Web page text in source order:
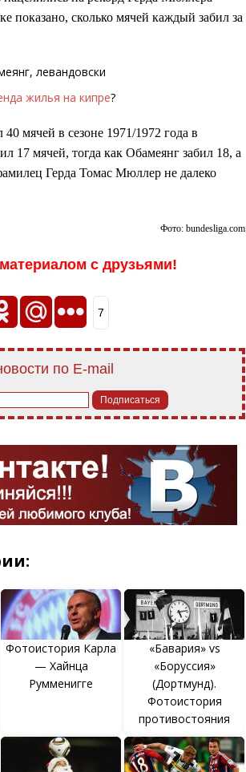
показано, сколько мячей каждый забил за
жилья на кипре?
40 мячей в сезоне 1971/1972 года в
17 мячей, тогда как Обамеянг забил 18, а
Герда Томас Мюллер не далеко
Фото: bundesliga.com
с друзьями!
7
по E-mail
Фотоистория Карла
— Хайнца
Румменигге
«Бавария» vs
«Боруссия»
(Дортмунд).
Фотоистория
противостояния